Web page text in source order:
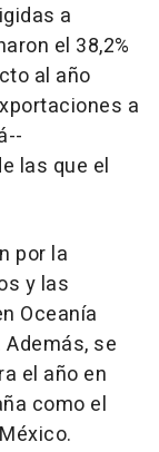
a
el 38,2%
al año
a
las que el
por la
y las
Oceanía
Además, se
el año en
como el